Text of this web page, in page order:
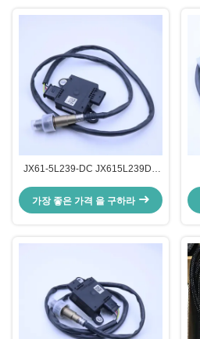
JX61-5L239-DC JX615L239DC
가장 좋은 가격 을 구하라